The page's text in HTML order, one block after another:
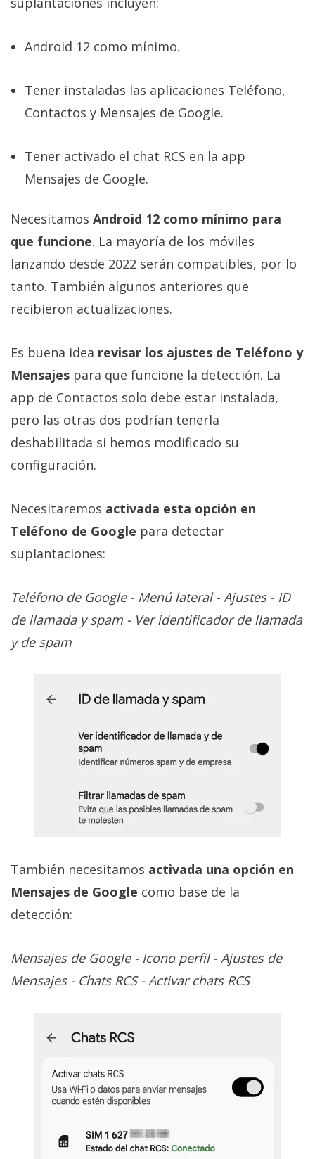
Android 12 como mínimo.
Tener instaladas las aplicaciones Teléfono,
Contactos y Mensajes de Google.
Tener activado el chat RCS en la app
Mensajes de Google.
Necesitamos Android 12 como mínimo para
que funcione. La mayoría de los móviles
lanzando desde 2022 serán compatibles, por lo
tanto. También algunos anteriores que
recibieron actualizaciones.
Es buena idea revisar los ajustes de Teléfono y
Mensajes para que funcione la detección. La
app de Contactos solo debe estar instalada,
pero las otras dos podrían tenerla
deshabilitada si hemos modificado su
configuración.
Necesitaremos activada esta opción en
Teléfono de Google para detectar
suplantaciones:
Teléfono de Google - Menú lateral - Ajustes - ID
de llamada y spam - Ver identificador de llamada
y de spam
También necesitamos activada una opción en
Mensajes de Google como base de la
detección:
Mensajes de Google - Icono perfil - Ajustes de
Mensajes - Chats RCS - Activar chats RCS